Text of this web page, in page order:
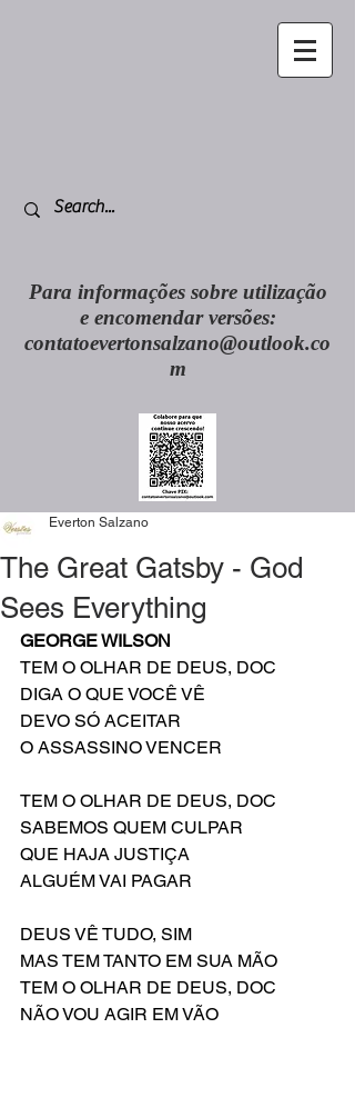
Para informações sobre utilização
e encomendar versões:
contatoevertonsalzano@outlook.co
m
The Great Gatsby - God
Sees Everything
Everton Salzano
GEORGE WILSON
TEM O OLHAR DE DEUS, DOC
DIGA O QUE VOCÊ VÊ
DEVO SÓ ACEITAR
O ASSASSINO VENCER
TEM O OLHAR DE DEUS, DOC
SABEMOS QUEM CULPAR
QUE HAJA JUSTIÇA
ALGUÉM VAI PAGAR
DEUS VÊ TUDO, SIM
MAS TEM TANTO EM SUA MÃO
TEM O OLHAR DE DEUS, DOC
NÃO VOU AGIR EM VÃO